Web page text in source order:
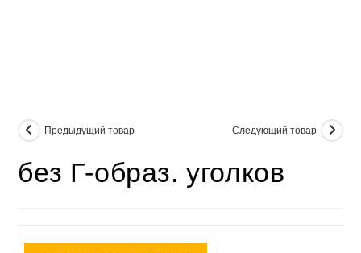
Предыдущий товар Следующий товар
без Г-образ. уголков